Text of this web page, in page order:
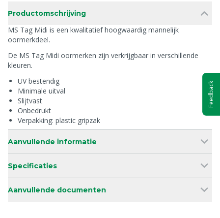
Productomschrijving
MS Tag Midi is een kwalitatief hoogwaardig mannelijk
oormerkdeel.
De MS Tag Midi oormerken zijn verkrijgbaar in verschillende
kleuren.
UV bestendig
Minimale uitval
Slijtvast
Onbedrukt
Verpakking: plastic gripzak
Aanvullende informatie
Specificaties
Aanvullende documenten
Feedback